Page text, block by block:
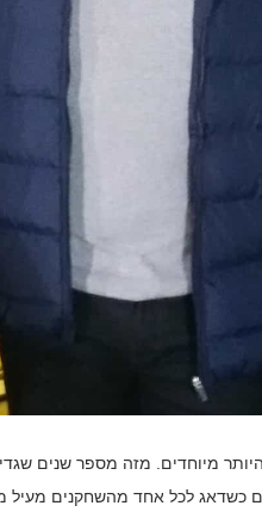
מיוחדים. מזה מספר שנים
כשדאג לכל אחד מהשחקנים מעיל